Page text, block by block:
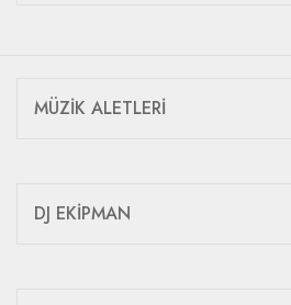
MÜZİK ALETLERİ
DJ EKİPMAN